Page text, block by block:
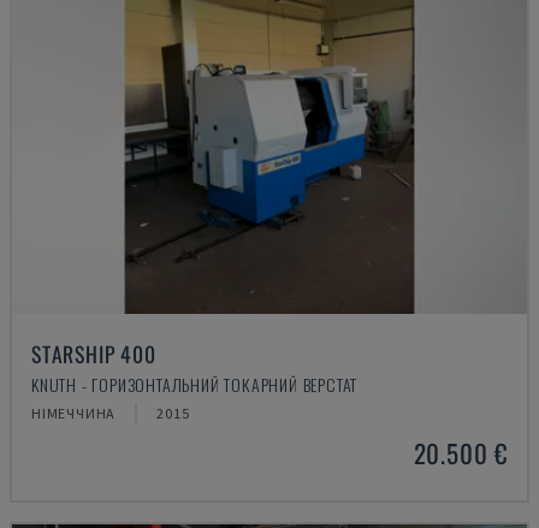
STARSHIP 400
KNUTH - ГОРИЗОНТАЛЬНИЙ ТОКАРНИЙ ВЕРСТАТ
НІМЕЧЧИНА 2015
20.500 €